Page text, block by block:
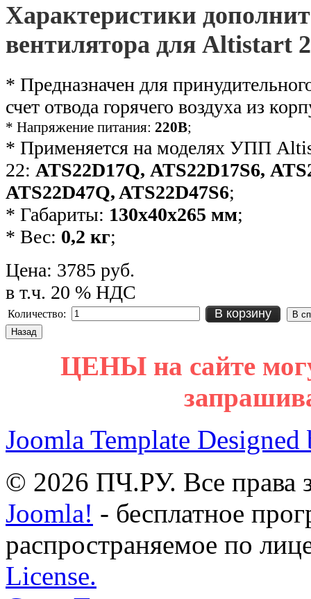
Характеристики
вентилятора для Altistart
* Предназначен для
счет отвода горячего воздуха из
* Напряжение питания: 220В;
* Применяется на моделях УПП
22: ATS22D17Q, ATS22D17S6,
ATS22D47Q, ATS22D47S6;
* Габариты: 130x40x265 мм;
* Вес: 0,2 кг;
Цена: 3785 руб.
в т.ч. 20 % НДС
Количество: В корзину
ЦЕНЫ на сайте
Joomla Template Designed
© 2026 ПЧ.РУ. Все права
Joomla! - бесплатное
распространяемое по
License.